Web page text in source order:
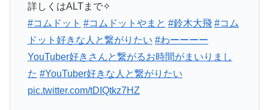
詳しくはALTまで✧
#コムドット #コムドットやまと #鈴木大飛 #コム
ドット好きな人と繋がりたい #わーーーー
YouTuber好きさんと繋がるお時間がまいりまし
た #YouTuber好きな人と繋がりたい
pic.twitter.com/tDIQtkz7HZ